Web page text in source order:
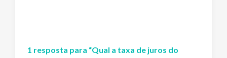
1 resposta para “Qual a taxa de juros do